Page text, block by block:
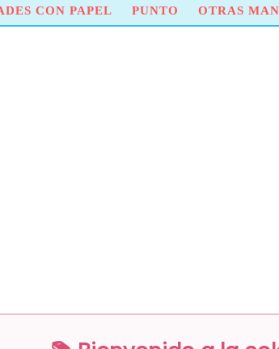
CON PAPEL PUNTO OTRAS